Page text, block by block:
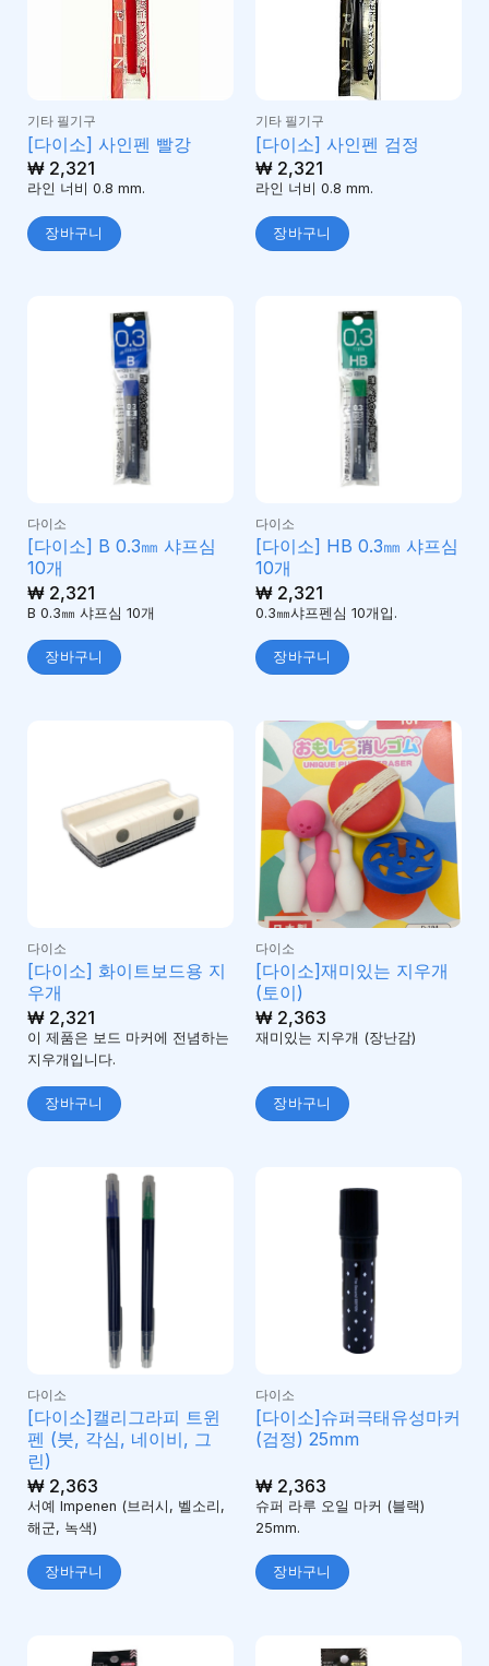
기타 필기구
[다이소] 사인펜 빨강
₩2,321
라인 너비 0.8 mm.
장바구니
기타 필기구
[다이소] 사인펜 검정
₩2,321
라인 너비 0.8 mm.
장바구니
다이소
[다이소] B 0.3㎜ 샤프심
10개
₩2,321
B 0.3㎜ 샤프심 10개
장바구니
다이소
[다이소] HB 0.3㎜ 샤프심
10개
₩2,321
0.3㎜샤프펜심 10개입.
장바구니
다이소
[다이소] 화이트보드용 지
우개
₩2,321
이 제품은 보드 마커에 전념하는
지우개입니다.
장바구니
다이소
[다이소]재미있는 지우개
(토이)
₩2,363
재미있는 지우개 (장난감)
장바구니
다이소
[다이소]캘리그라피 트윈
펜 (붓, 각심, 네이비, 그
린)
₩2,363
서예 Impenen (브러시, 벨소리,
해군, 녹색)
장바구니
다이소
[다이소]슈퍼극태유성마커
(검정) 25mm
₩2,363
슈퍼 라루 오일 마커 (블랙)
25mm.
장바구니